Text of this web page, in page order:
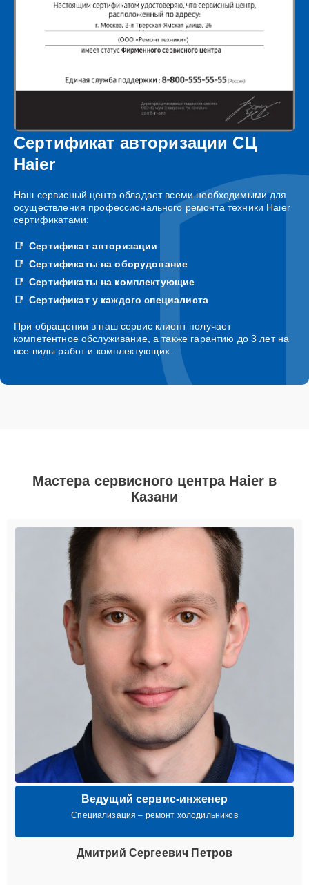
Сертификат авторизации СЦ
Haier
Наш сервисный центр обладает всеми необходимыми для
осуществления профессионального ремонта техники Haier
сертификатами:
Сертификат авторизации
Сертификаты на оборудование
Сертификаты на комплектующие
Сертификат у каждого специалиста
При обращении в наш сервис клиент получает
компетентное обслуживание, а также гарантию до 3 лет на
все виды работ и комплектующих.
Мастера сервисного центра Haier в
Казани
Ведущий сервис-инженер
Специализация – ремонт холодильников
Дмитрий Сергеевич Петров